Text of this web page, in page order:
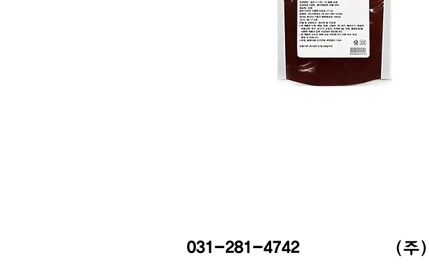
031-281-4742